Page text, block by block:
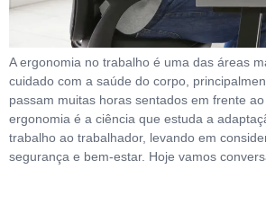
A ergonomia no trabalho é uma das áreas
cuidado com a saúde do corpo,
passam muitas horas sentados em frente
ergonomia é a ciência que estuda a
trabalho ao trabalhador, levando em
segurança e bem-estar. Hoje vamos